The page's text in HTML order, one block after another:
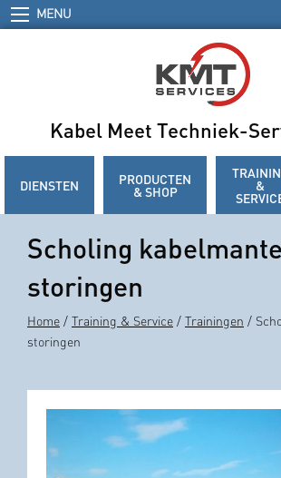
MENU
Kabel Meet Techniek-
DIENSTEN PRODUCTEN
& SHOP &
Scholing
storingen
Home / Training & Service / Trainingen /
storingen